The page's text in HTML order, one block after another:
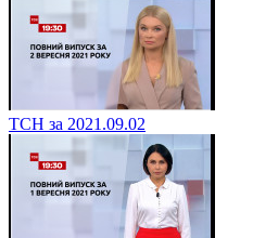
ТСН за 2021.09.02